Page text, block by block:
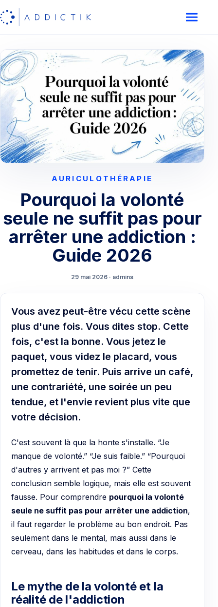
AURICULOTHÉRAPIE
Pourquoi la volonté
seule ne suffit pas pour
arrêter une addiction :
Guide 2026
29 mai 2026 · admins
Vous avez peut-être vécu cette scène
plus d'une fois. Vous dites stop. Cette
fois, c'est la bonne. Vous jetez le
paquet, vous videz le placard, vous
promettez de tenir. Puis arrive un café,
une contrariété, une soirée un peu
tendue, et l'envie revient plus vite que
votre décision.
C'est souvent là que la honte s'installe. “Je
manque de volonté.” “Je suis faible.” “Pourquoi
d'autres y arrivent et pas moi ?” Cette
conclusion semble logique, mais elle est souvent
fausse. Pour comprendre pourquoi la volonté
seule ne suffit pas pour arrêter une addiction,
il faut regarder le problème au bon endroit. Pas
seulement dans le mental, mais aussi dans le
cerveau, dans les habitudes et dans le corps.
Le mythe de la volonté et la
réalité de l'addiction